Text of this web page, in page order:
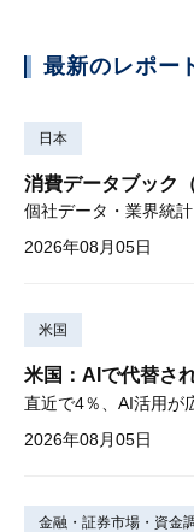
最新のレポー
日本
消費データブック
2026年08月05日
米国
米国：AIで代替さ
2026年08月05日
金融・証券市場・資金